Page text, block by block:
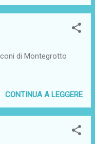
di Montegrotto
CONTINUA A LEGGERE